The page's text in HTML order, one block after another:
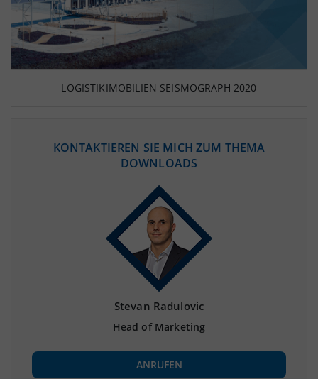
LOGISTIKIMOBILIEN SEISMOGRAPH 2020
KONTAKTIEREN SIE MICH ZUM THEMA
DOWNLOADS
Stevan Radulovic
Head of Marketing
ANRUFEN